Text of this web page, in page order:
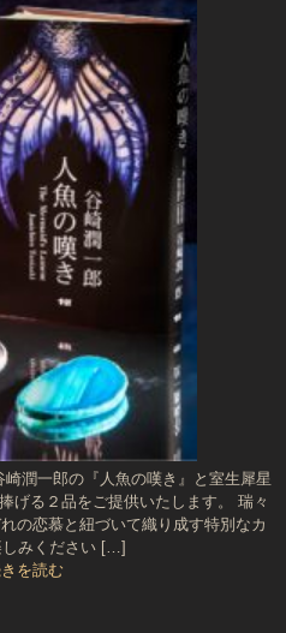
潤一郎の『人魚の嘆き』と室生犀星
げる２品をご提供いたします。 瑞々
の恋慕と紐づいて織り成す特別なカ
しみください […]
を読む